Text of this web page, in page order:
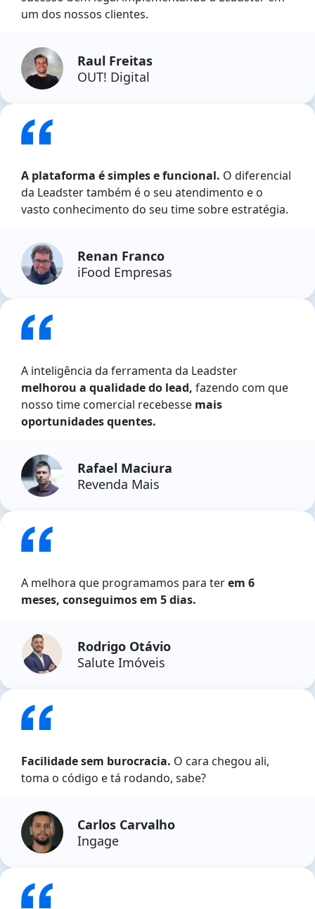
um dos nossos clientes.
Raul Freitas
OUT! Digital
A plataforma é simples e funcional. O diferencial
da Leadster também é o seu atendimento e o
vasto conhecimento do seu time sobre estratégia.
Renan Franco
iFood Empresas
A inteligência da ferramenta da Leadster
melhorou a qualidade do lead, fazendo com que
nosso time comercial recebesse mais
oportunidades quentes.
Rafael Maciura
Revenda Mais
A melhora que programamos para terem 6
meses, conseguimos em 5 dias.
Rodrigo Otávio
Salute Imóveis
Facilidade sem burocracia. O cara chegou ali,
toma o código e tá rodando, sabe?
Carlos Carvalho
Ingage